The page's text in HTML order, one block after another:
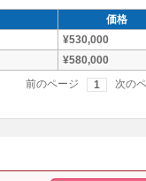
価格
¥530,000
¥580,000
前のページ 1 次の